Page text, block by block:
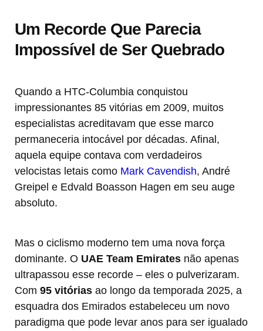
Um Recorde Que Parecia
Impossível de Ser Quebrado
Quando a HTC-Columbia conquistou
impressionantes 85 vitórias em 2009, muitos
especialistas acreditavam que esse marco
permaneceria intocável por décadas. Afinal,
aquela equipe contava com verdadeiros
velocistas letais como Mark Cavendish, André
Greipel e Edvald Boasson Hagen em seu auge
absoluto.
Mas o ciclismo moderno tem uma nova força
dominante. O UAE Team Emirates não apenas
ultrapassou esse recorde – eles o pulverizaram.
Com 95 vitórias ao longo da temporada 2025, a
esquadra dos Emirados estabeleceu um novo
paradigma que pode levar anos para ser igualado